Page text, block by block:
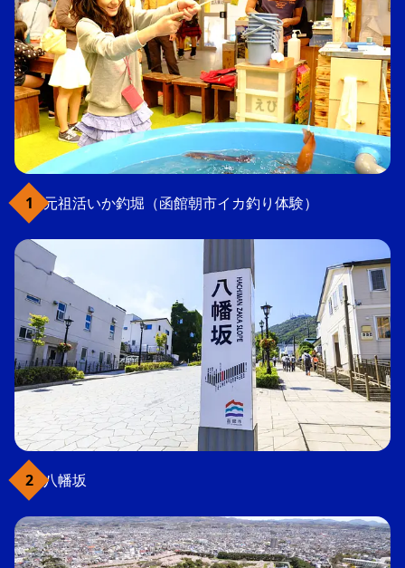
元祖活いか釣堀（函館朝市イカ釣り体験）
八幡坂